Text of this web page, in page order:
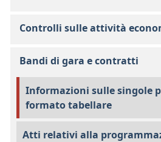
Controlli sulle attività
Bandi di gara e contratti
Informazioni sulle singole
formato tabellare
Atti relativi alla